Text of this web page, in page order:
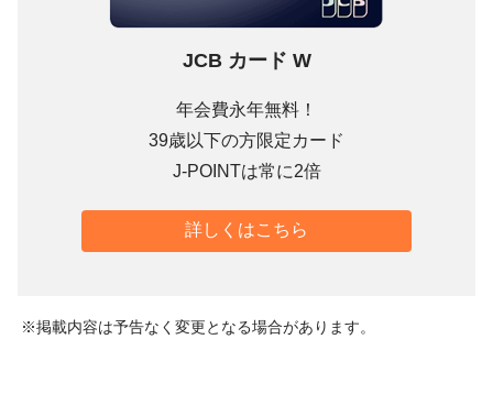
JCB カード W
年会費永年無料！
39歳以下の方限定カード
J-POINTは常に2倍
詳しくはこちら
掲載内容は予告なく変更となる場合があります。